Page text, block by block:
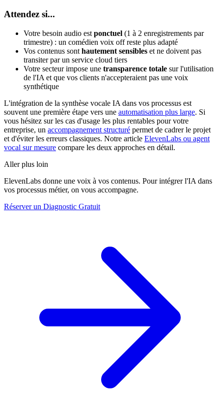
Attendez si...
Votre besoin audio est ponctuel (1 à 2 enregistrements par
trimestre) : un comédien voix off reste plus adapté
Vos contenus sont hautement sensibles et ne doivent pas
transiter par un service cloud tiers
Votre secteur impose une transparence totale sur l'utilisation
de l'IA et que vos clients n'accepteraient pas une voix
synthétique
L'intégration de la synthèse vocale IA dans vos processus est
souvent une première étape vers une automatisation plus large. Si
vous hésitez sur les cas d'usage les plus rentables pour votre
entreprise, un accompagnement structuré permet de cadrer le projet
et d'éviter les erreurs classiques. Notre article ElevenLabs ou agent
vocal sur mesure compare les deux approches en détail.
Aller plus loin
ElevenLabs donne une voix à vos contenus. Pour intégrer l'IA dans
vos processus métier, on vous accompagne.
Réserver un Diagnostic Gratuit